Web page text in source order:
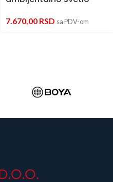
7.670,00 RSD sa PDV-om